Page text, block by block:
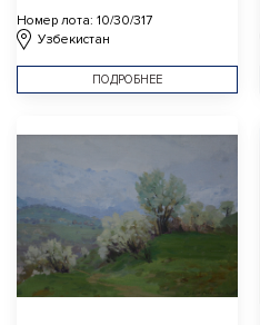
Номер лота: 10/30/317
Узбекистан
ПОДРОБНЕЕ